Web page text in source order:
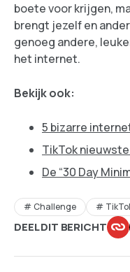
boete voor krijgen,
brengt jezelf en
genoeg andere,
het internet.
Bekijk ook:
5 bizarre
TikTok
De “30 Day
Challenge
DEEL DIT BERICHT